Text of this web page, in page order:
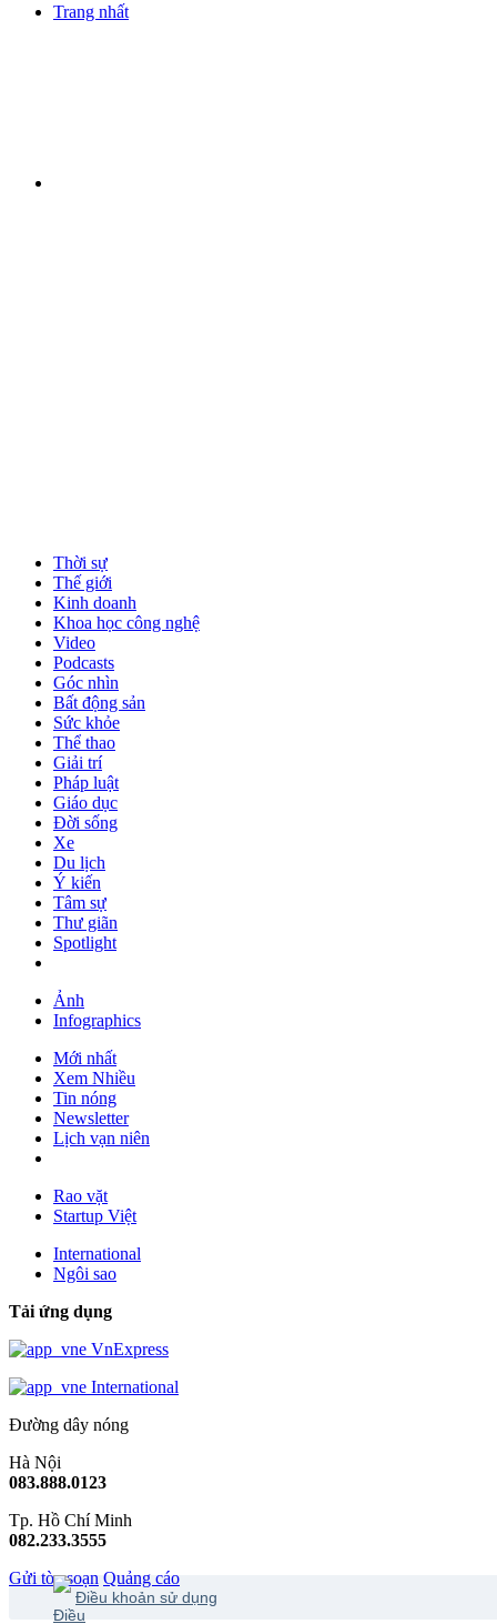
Trang nhất
Thời sự
Thế giới
Kinh doanh
Khoa học công nghệ
Video
Podcasts
Góc nhìn
Bất động sản
Sức khỏe
Thể thao
Giải trí
Pháp luật
Giáo dục
Đời sống
Xe
Du lịch
Ý kiến
Tâm sự
Thư giãn
Spotlight
Ảnh
Infographics
Mới nhất
Xem Nhiều
Tin nóng
Newsletter
Lịch vạn niên
Rao vặt
Startup Việt
International
Ngôi sao
Tải ứng dụng
VnExpress
International
Đường dây nóng
Hà Nội
083.888.0123
Tp. Hồ Chí Minh
082.233.3555
Gửi tòa soạn Quảng cáo
Điều khoản sử dụng